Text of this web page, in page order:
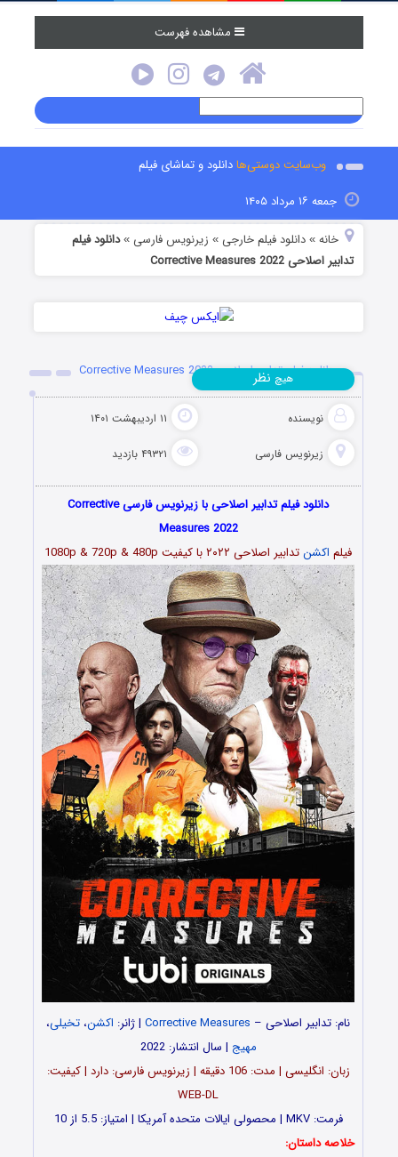
مشاهده فهرست
وب‌سایت دوستی‌هادانلود و تماشای فیلم
جمعه ۱۶ مرداد ۱۴۰۵
خانه »دانلود فیلم خارجی » زیرنویس فارسی »دانلود فیلم
تدابیر اصلاحی Corrective Measures 2022
دانلود فیلم تدابیر اصلاحی Corrective Measures 2022
نویسنده ۱۱ اردیبهشت ۱۴۰۱
زیرنویس فارسی ۴۹۳۲۱ بازدید
هیچ نظر
دانلود فیلم تدابیر اصلاحی با زیرنویس فارسی Corrective
Measures 2022
فیلم اکشنتدابیر اصلاحی ۲۰۲۲ با کیفیت 1080p & 720p & 480p
نام: تدابیر اصلاحی – Corrective Measures | ژانر: اکشن، تخیلی،
مهیج | سال انتشار: 2022
زبان: انگلیسی | مدت‌: 106 دقیقه | زیرنویس فارسی: دارد | کیفیت:
WEB-DL
فرمت: MKV | محصولی ایالات متحده آمریکا | امتیاز: 5.5 از 10
خلاصه داستان: